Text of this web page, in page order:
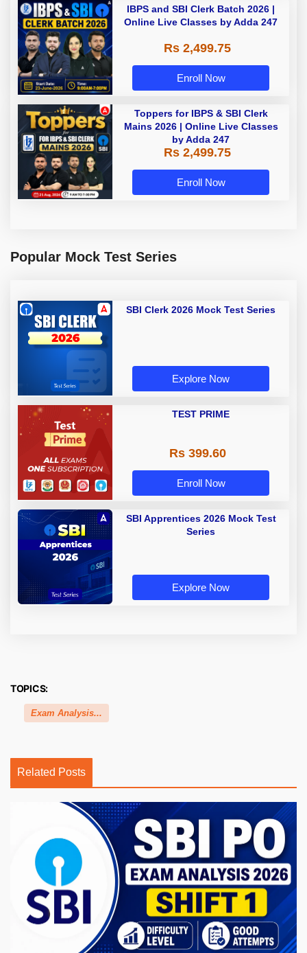
IBPS and SBI Clerk Batch 2026 |
Online Live Classes by Adda 247
Rs 2,499.75
Enroll Now
Toppers for IBPS & SBI Clerk
Mains 2026 | Online Live Classes
by Adda 247
Rs 2,499.75
Enroll Now
Popular Mock Test Series
SBI Clerk 2026 Mock Test Series
Explore Now
TEST PRIME
Rs 399.60
Enroll Now
SBI Apprentices 2026 Mock Test
Series
Explore Now
TOPICS:
Exam Analysis...
Related Posts